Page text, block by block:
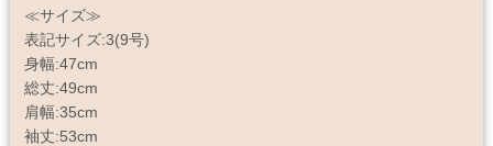
≪サイズ≫
表記サイズ:3(9号)
身幅:47cm
総丈:49cm
肩幅:35cm
袖丈:53cm